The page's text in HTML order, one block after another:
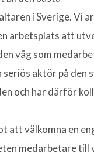
i Sverige. Vi
arbetsplats att
väg som
aktör på den
och har därför
att välkomna en
medarbetare till